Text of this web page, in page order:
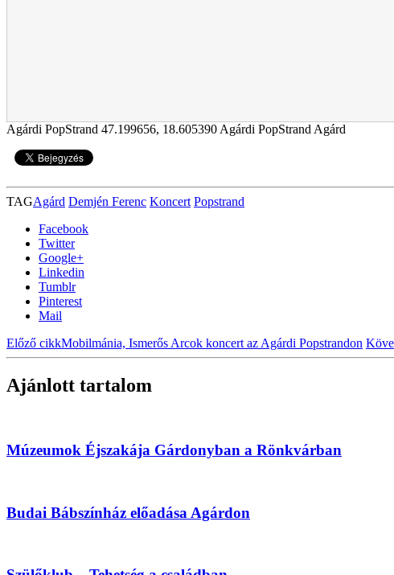
Agárdi PopStrand 47.199656, 18.605390 Agárdi PopStrand Agárd
TAGAgárd Demjén Ferenc Koncert Popstrand
Facebook
Twitter
Google+
Linkedin
Tumblr
Pinterest
Mail
Előző cikkMobilmánia, Ismerős Arcok koncert az Agárdi Popstrandon
Ajánlott tartalom
Múzeumok Éjszakája Gárdonyban a Rönkvárban
Budai Bábszínház előadása Agárdon